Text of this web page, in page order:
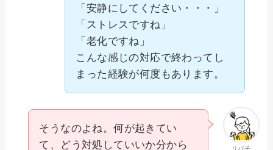
「安静にしてください・・・」
「ストレスですね」
「老化ですね」
こんな感じの対応で終わってし
まった経験が何度もあります。
リバ子
そうなのよね。何が起きてい
て、どう対処していいか分から